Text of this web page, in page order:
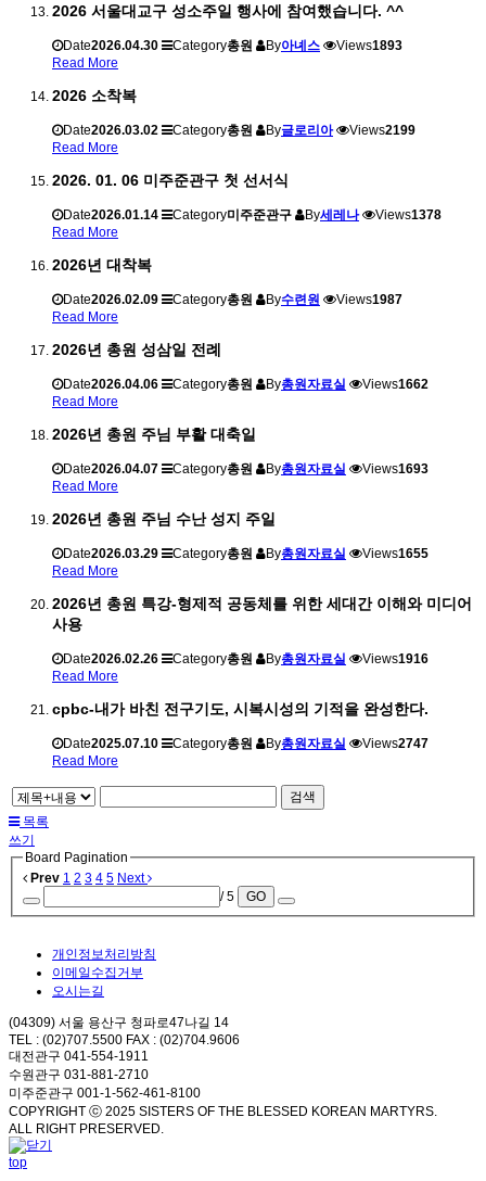
2026 서울대교구 성소주일 행사에 참여했습니다. ^^
Date2026.04.30 Category총원 By아녜스 Views1893
Read More
2026 소착복
Date2026.03.02 Category총원 By글로리아 Views2199
Read More
2026. 01. 06 미주준관구 첫 선서식
Date2026.01.14 Category미주준관구 By세레나 Views1378
Read More
2026년 대착복
Date2026.02.09 Category총원 By수련원 Views1987
Read More
2026년 총원 성삼일 전례
Date2026.04.06 Category총원 By총원자료실 Views1662
Read More
2026년 총원 주님 부활 대축일
Date2026.04.07 Category총원 By총원자료실 Views1693
Read More
2026년 총원 주님 수난 성지 주일
Date2026.03.29 Category총원 By총원자료실 Views1655
Read More
2026년 총원 특강-형제적 공동체를 위한 세대간 이해와 미디어
사용
Date2026.02.26 Category총원 By총원자료실 Views1916
Read More
cpbc-내가 바친 전구기도, 시복시성의 기적을 완성한다.
Date2025.07.10 Category총원 By총원자료실 Views2747
Read More
검색
목록
쓰기
Board Pagination
Prev 1 2 3 4 5 Next
/ 5
GO
개인정보처리방침
이메일수집거부
오시는길
(04309) 서울 용산구 청파로47나길 14
TEL : (02)707.5500 FAX : (02)704.9606
대전관구 041-554-1911
수원관구 031-881-2710
미주준관구 001-1-562-461-8100
COPYRIGHT ⓒ 2025 SISTERS OF THE BLESSED KOREAN MARTYRS.
ALL RIGHT PRESERVED.
top